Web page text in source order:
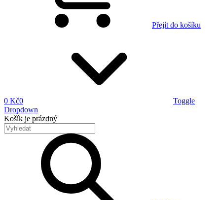
Přejít do košíku
0 Kč0
Toggle
Dropdown
Košík je prázdný